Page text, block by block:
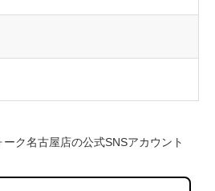
ク名古屋店の公式SNSアカウント